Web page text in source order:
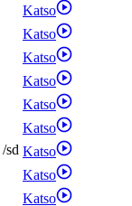
Katso
Katso
Katso
Katso
Katso
Katso
/sd Katso
Katso
Katso